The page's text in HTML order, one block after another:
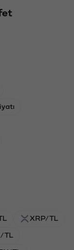
XRP/TL
TL